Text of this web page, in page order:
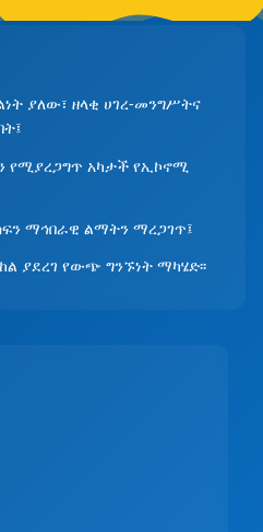
ያለው፣ ዘላቂ ሀገረ-መንግሥትና
አካታች የኢኮኖሚ
ማኅበራዊ ልማትን ማረጋገጥ፤
ያደረገ የውጭ ግንኙነት ማካሄድ፡፡